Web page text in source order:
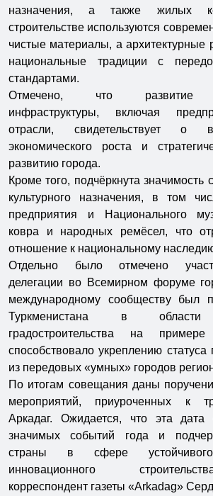
назначения, а также жилых
строительстве используются
чистые материалы, а архитектурные
национальные традиции с
стандартами.
Отмечено, что развитие
инфраструктуры, включая
отрасли, свидетельствует о
экономического роста и
развитию города.
Кроме того, подчёркнута значимость
культурного назначения, в том
предприятия и Национального
ковра и народных ремёсел, что
отношение к национальному
Отдельно было отмечено
делегации во Всемирном форуме
международному сообществу был
Туркменистана в области
градостроительства на
способствовало укреплению статуса
из передовых «умных» городов
По итогам совещания даны
мероприятий, приуроченных к
Аркадаг. Ожидается, что эта дата
значимых событий года и
страны в сфере
инновационного
корреспондент газеты «Arkadag»